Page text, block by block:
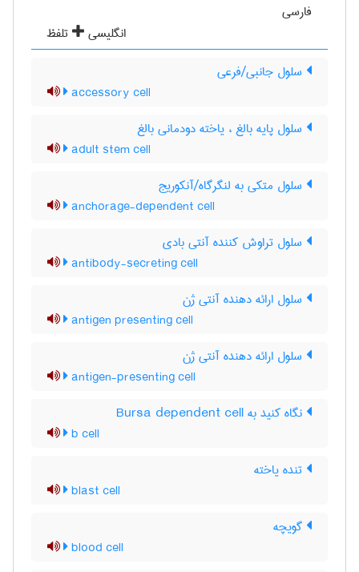
فارسی
انگلیسی
تلفظ
سلول جانبی/فرعی
accessory cell
سلول پایه بالغ ، یاخته دودمانی بالغ
adult stem cell
سلول متکی به لنگرگاه/آنکوریج
anchorage-dependent cell
سلول تراوش کننده آنتی بادی
antibody-secreting cell
سلول ارائه دهنده آنتی ژن
antigen presenting cell
سلول ارائه دهنده آنتی ژن
antigen-presenting cell
نگاه کنید به Bursa dependent cell
b cell
تنده یاخته
blast cell
گویچه
blood cell